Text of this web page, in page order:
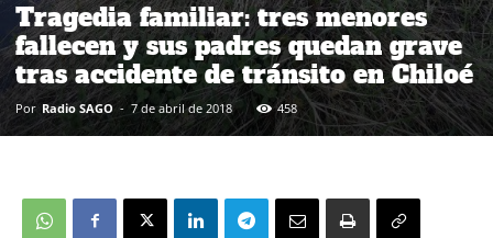
Tragedia familiar: tres menores
fallecen y sus padres quedan grave
tras accidente de tránsito en Chiloé
Por Radio SAGO - 7 de abril de 2018 458